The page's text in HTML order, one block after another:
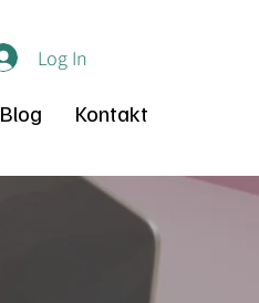
Log In
Blog Kontakt